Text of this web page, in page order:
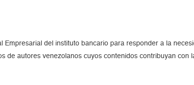
Empresarial del instituto bancario para responder a la
de autores venezolanos cuyos contenidos contribuyan con